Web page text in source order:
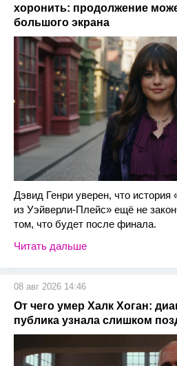
хоронить: продолжение
большого экрана
Дэвид Генри уверен, что
из Уэйверли-Плейс» ещё не
том, что будет после финала.
Читать дальше
08 авг 2026 14:46
От чего умер Халк Хоган:
публика узнала слишком